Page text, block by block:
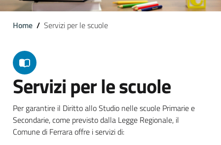
Home Servizi per le scuole
Servizi per le scuole
Per garantire il Diritto allo Studio nelle scuole Primarie e
Secondarie, come previsto dalla Legge Regionale, il
Comune di Ferrara offre i servizi di: